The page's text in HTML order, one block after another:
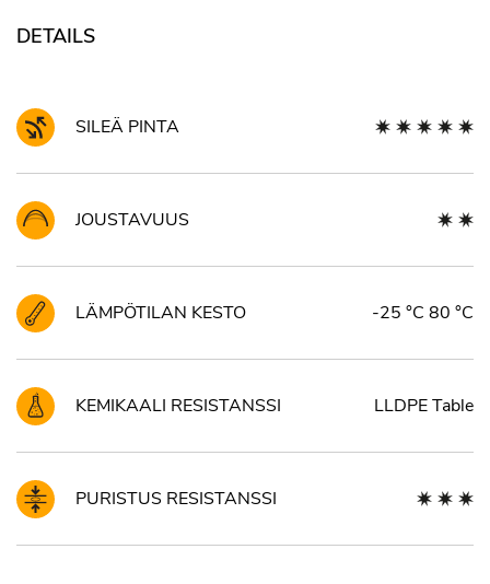
DETAILS
SILEÄ PINTA
JOUSTAVUUS
LÄMPÖTILAN KESTO -25 °C 80 °C
KEMIKAALI RESISTANSSI LLDPE Table
PURISTUS RESISTANSSI